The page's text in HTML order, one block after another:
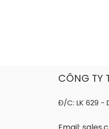
CÔNG TY
Đ/C: LK 629 -